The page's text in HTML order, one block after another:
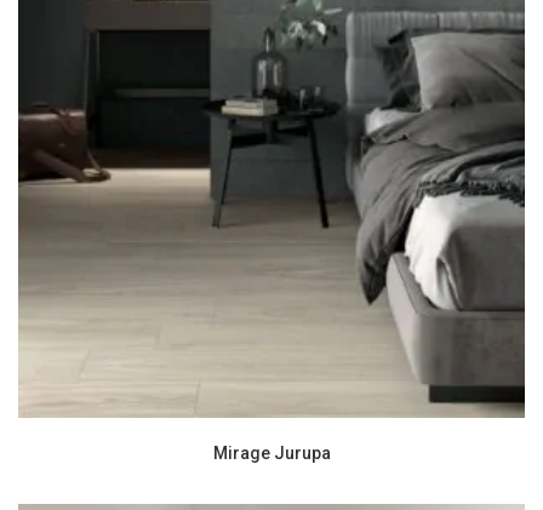
Mirage Jurupa